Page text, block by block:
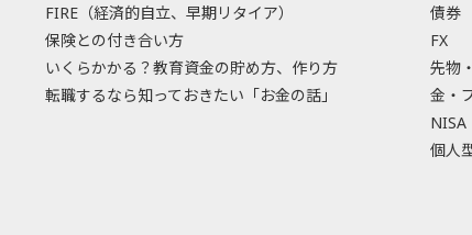
FIRE（経済的自立、早期リタイア）
保険との付き合い方
いくらかかる？教育資金の貯め方、作り方
転職するなら知っておきたい「お金の話」
債券
FX
先物
金・
NISA
個人